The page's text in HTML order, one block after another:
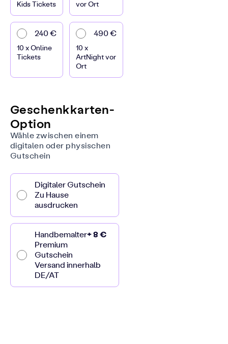
Kids Tickets
vor Ort
240 €
10 x Online
Tickets
490 €
10 x
ArtNight vor
Ort
Geschenkkarten-
Option
Wähle zwischen einem
digitalen oder physischen
Gutschein
Digitaler Gutschein
Zu Hause
ausdrucken
Handbemalter
Premium
Gutschein
+ 8 €
Versand innerhalb
DE/AT